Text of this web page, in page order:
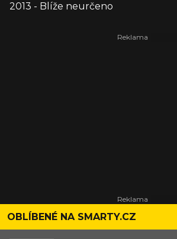
2013 - Blíže neurčeno
OBLÍBENÉ NA SMARTY.CZ